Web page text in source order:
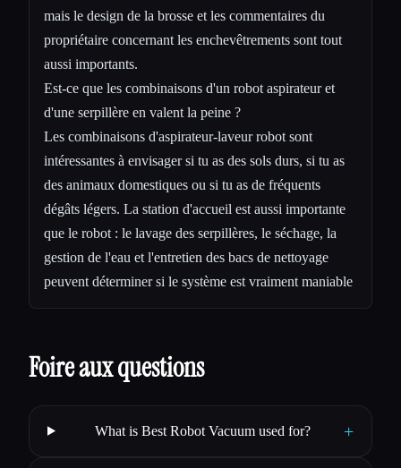
mais le design de la brosse et les commentaires du
propriétaire concernant les enchevêtrements sont tout
aussi importants.
Est-ce que les combinaisons d'un robot aspirateur et
d'une serpillère en valent la peine ?
Les combinaisons d'aspirateur-laveur robot sont
intéressantes à envisager si tu as des sols durs, si tu as
des animaux domestiques ou si tu as de fréquents
dégâts légers. La station d'accueil est aussi importante
que le robot : le lavage des serpillères, le séchage, la
gestion de l'eau et l'entretien des bacs de nettoyage
peuvent déterminer si le système est vraiment maniable
Foire aux questions
What is Best Robot Vacuum used for? +